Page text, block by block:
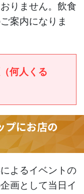
りません。飲食
案内になりま
何人くる
プにお店の
よるイベントの
画として当日イ